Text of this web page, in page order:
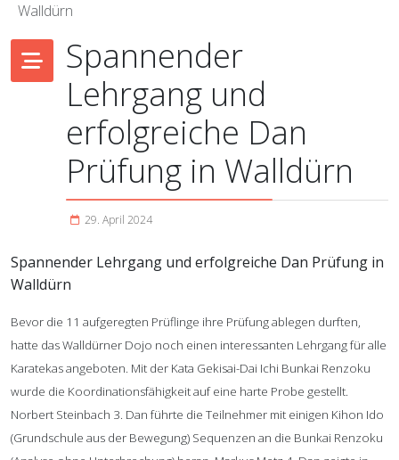
Walldürn
Spannender
Lehrgang und
erfolgreiche Dan
Prüfung in Walldürn
29. April 2024
Spannender Lehrgang und erfolgreiche Dan Prüfung in
Walldürn
Bevor die 11 aufgeregten Prüflinge ihre Prüfung ablegen durften,
hatte das Walldürner Dojo noch einen interessanten Lehrgang für alle
Karatekas angeboten. Mit der Kata Gekisai-Dai Ichi Bunkai Renzoku
wurde die Koordinationsfähigkeit auf eine harte Probe gestellt.
Norbert Steinbach 3. Dan führte die Teilnehmer mit einigen Kihon Ido
(Grundschule aus der Bewegung) Sequenzen an die Bunkai Renzoku